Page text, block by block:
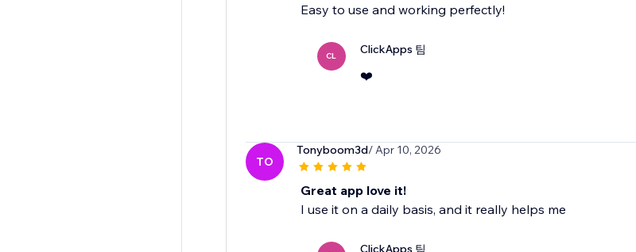
Easy to use and working perfectly!
CL ClickApps 팀
❤️
TO
Tonyboom3d/ Apr 10, 2026
Great app love it!
I use it on a daily basis, and it really helps me
ClickApps 팀